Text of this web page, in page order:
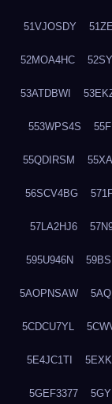
51VJOSDY
52MOA4HC
53ATDBWI
553WPS4S
55QDIRSM
56SCV4BG
57LA2HJ6
595U946N
5AOPNSAW
5CDCU7YL
5E4JC1TI
5GEF3377